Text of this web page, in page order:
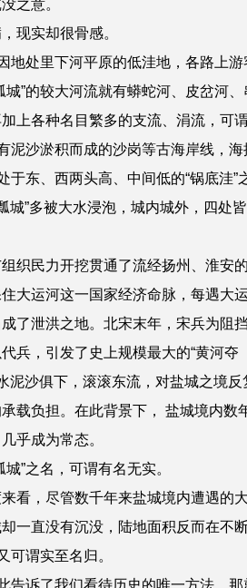
之意。
现实却很骨感。
地处里下河平原的低洼地，各路上游
城”的较大河流就有蟒蛇河、皮岔河、
上各种名目繁多的支流、涓流，可
泥沙淤积而成的沙岗等古海岸线 ， 海
于东、西两头高、中间低的“锅底洼”
城”多被大水浸泡，城内城外，四处
织民力开挖贯通了流经扬州、淮安
大运河这一国家经济命脉，每遇大
了泄洪之地。北宋末年，宋兵为阻
兵，引发了史上规模最大的“黄河夺
泥沙俱下，滚滚东流，对盐城之境反
载负担。在此背景下， 盐城境内数
几乎成为常态。
”之名，可谓有名无实。
看，尽管数千年来盐城境内遭遇的
一直没有沉没，陆地面积反而在不
可谓实至名归。
告诉了我们看待历史的唯一方法，那